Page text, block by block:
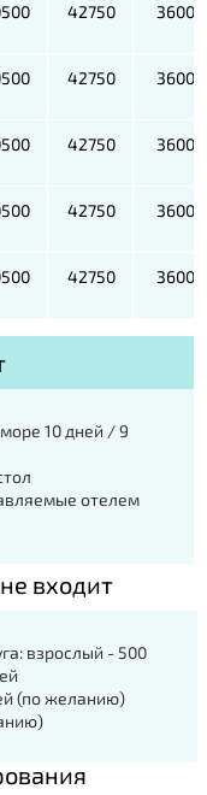
42750 36000
42750 36000
42750 36000
42750 36000
42750 36000
10 дней / 9
отелем
входит
взрослый - 500
(по желанию)